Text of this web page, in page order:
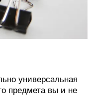
универсальная
предмета вы и не